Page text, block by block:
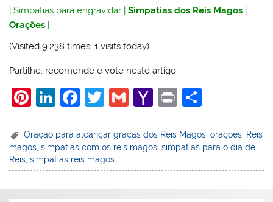
|Simpatias para engravidar |Simpatias dos Reis Magos |
Orações |
(Visited 9.238 times, 1 visits today)
Partilhe, recomende e vote neste artigo
Pi
er
e
st
Li
k
e
dI
F
c
e
b
T
itt
er
G
ai
l
Y
h
o
o
Pr
t
ar
e
Oração para alcançar graças dos Reis Magos ,oraçoes Reis
magos,simpatias com os reis magos,simpatias para o dia de
Reis,simpatias reis magos